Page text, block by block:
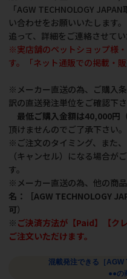
「AGW TECHNOLOGY
い合わせをお願いいたします。
追って、詳細をご連絡させてい
※実店舗のペットショップ様
す。「ネット通販での掲載・
※メーカー直送の為、ご購入
訳の直送発注単位をご確認下さ
最低ご購入金額は40,000円（
頂けませんのでご了承下さい。
※ご注文のタイミング、また
（キャンセル）になる場合が
す。
※メーカー直送の為、他の商
名：［AGW TECHNOLOGY
可）
※ ご決済方法が【Paid】【ク
ご注文いただけます。
混載発注できる［AGW
●●の